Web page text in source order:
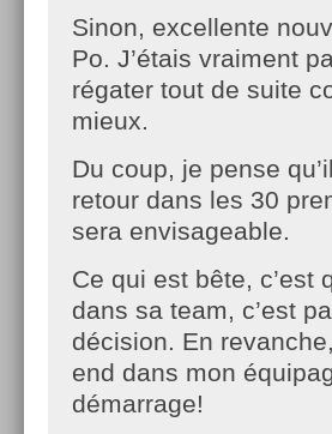
Sinon, excellente
Po. J’étais vraiment
régater tout de suite
mieux.
Du coup, je pense
retour dans les 30
sera envisageable.
Ce qui est bête, c’est
dans sa team, c’est
décision. En
end dans mon
démarrage!